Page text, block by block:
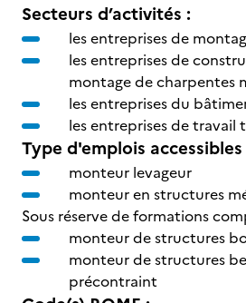
Secteurs d’activités :
les entreprises de
les entreprises de
montage de charpentes
les entreprises du
les entreprises de travail
Type d'emplois accessibles
monteur levageur
monteur en structures
Sous réserve de formations
monteur de structures
monteur de structures
précontraint